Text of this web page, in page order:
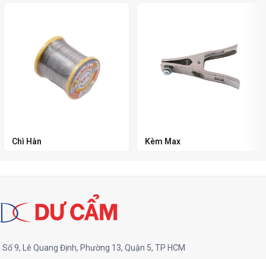
Chì Hàn Kèm Max
Số 9, Lê Quang Định, Phường 13, Quận 5, TP HCM